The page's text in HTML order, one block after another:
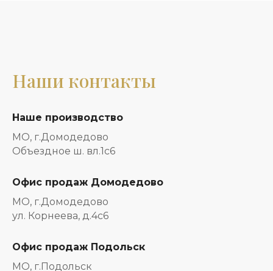
Наши контакты
Наше производство
МО, г.Домодедово
Объездное ш. вл.1с6
Офис продаж Домодедово
МО, г.Домодедово
ул. Корнеева, д.4с6
Офис продаж Подольск
МО, г.Подольск